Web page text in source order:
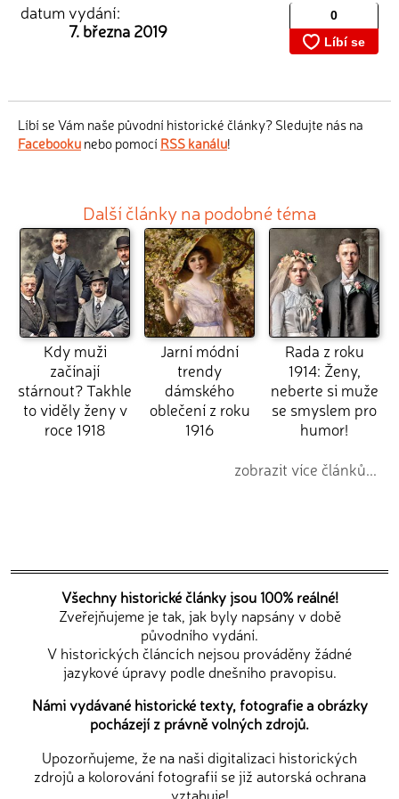
datum vydání:
7. března 2019
Líbí se Vám naše původní historické články? Sledujte nás na
Facebookunebo pomocí RSS kanálu!
Další články na podobné téma
Kdy muži
začínají
stárnout? Takhle
to viděly ženy v
roce 1918
Jarní módní
trendy
dámského
oblečení z roku
1916
Rada z roku
1914: Ženy,
neberte si muže
se smyslem pro
humor!
zobrazit více článků...
Všechny historické články jsou 100% reálné!
Zveřejňujeme je tak, jak byly napsány v době
původního vydání.
V historických článcích nejsou prováděny žádné
jazykové úpravy podle dnešního pravopisu.
Námi vydávané historické texty, fotografie a obrázky
pocházejí z právně volných zdrojů.
Upozorňujeme, že na naši digitalizaci historických
zdrojů a kolorování fotografií se již autorská ochrana
vztahuje!